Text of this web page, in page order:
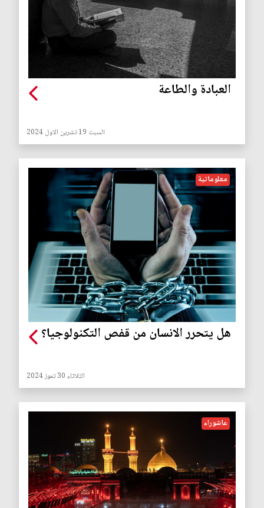
العبادة والطاعة
السبت 19 تشرين الاول 2024
معلوماتية
هل يتحرر الانسان من قفص التكنولوجيا؟
الثلاثاء 30 تموز 2024
عاشوراء